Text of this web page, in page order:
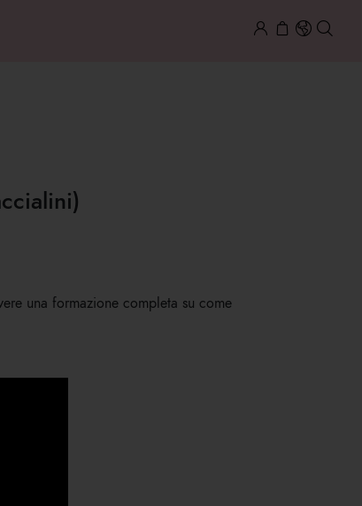
una formazione completa su come